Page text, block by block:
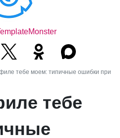
тебе моем: типичные ошибки при
тебе